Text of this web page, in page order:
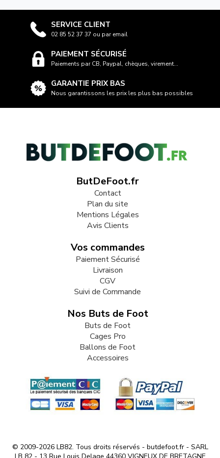
SERVICE CLIENT
02 85 52 37 37 ou par email
PAIEMENT SÉCURISÉ
Paiements par CB, Paypal, chèques, virement...
GARANTIE PRIX BAS
Nous garantissons les prix les plus bas possibles
ButDeFoot.fr
Contact
Plan du site
Mentions Légales
Avis Clients
Vos commandes
Paiement Sécurisé
Livraison
CGV
Suivi de Commande
Nos Buts de Foot
Buts de Foot
Cages Pro
Ballons de Foot
Accessoires
© 2009-2026 LB82. Tous droits réservés - butdefoot.fr - SARL
LB 82 - 13 Rue Louis Delage 44360 VIGNEUX DE BRETAGNE